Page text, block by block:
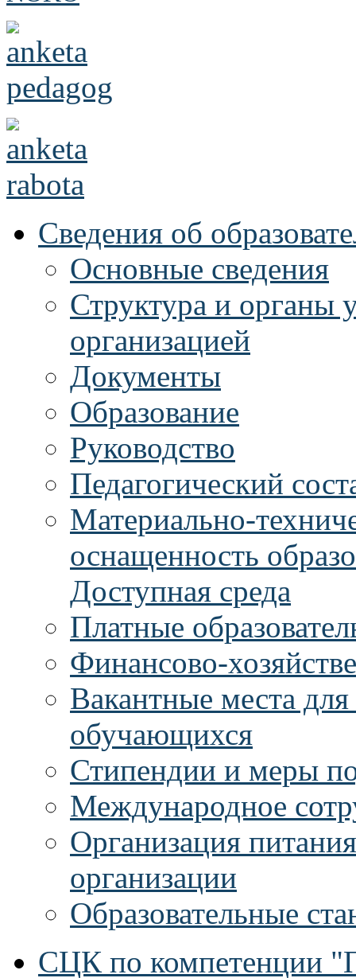
Сведения об
Основные сведения
Структура и органы
организацией
Документы
Образование
Руководство
Педагогический
Материально-
оснащенность
Доступная среда
Платные
Финансово-
Вакантные места
обучающихся
Стипендии и меры
Международное
Организация
организации
Образовательные
СЦК по компетенции